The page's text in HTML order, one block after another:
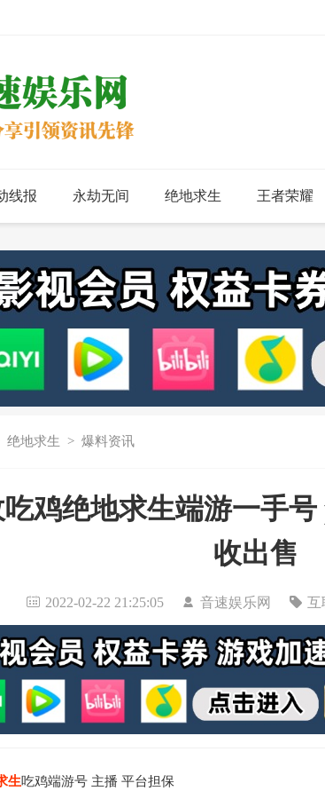
线报 永劫无间 绝地求生 王者荣耀
绝地求生 > 爆料资讯
鸡绝地求生端游一手
收出售
2022-02-22 21:25:05 音速娱乐网
生吃鸡端游号 主播 平台担保